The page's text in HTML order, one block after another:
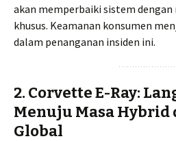
akan memperbaiki sistem
khusus. Keamanan konsumen
dalam penanganan insiden ini.
2.Corvette E-Ray:
Menuju Masa Hybrid
Global